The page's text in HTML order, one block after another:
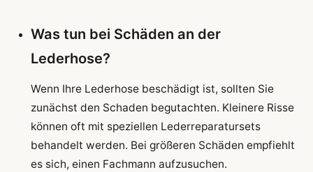
Was tun bei Schäden an der
Lederhose?
Wenn Ihre Lederhose beschädigt ist, sollten Sie
zunächst den Schaden begutachten. Kleinere Risse
können oft mit speziellen Lederreparatursets
behandelt werden. Bei größeren Schäden empfiehlt
es sich, einen Fachmann aufzusuchen.